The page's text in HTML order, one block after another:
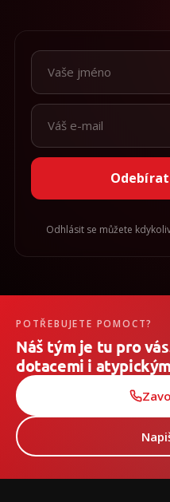
Odhlásit se můžete
POTŘEBUJETE POMOCT?
Náš tým je tu pro
dotacemi i